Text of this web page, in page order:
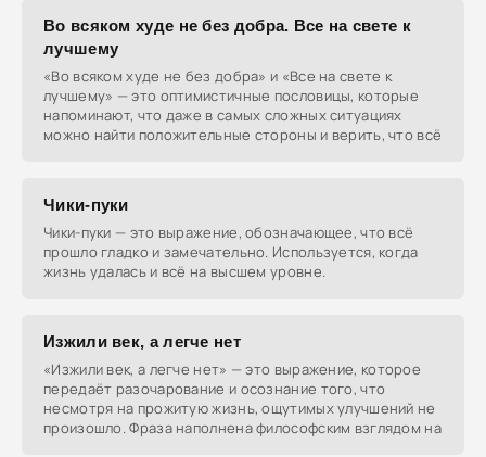
Во всяком худе не без добра. Все на свете к
лучшему
«Во всяком худе не без добра» и «Все на свете к
лучшему» — это оптимистичные пословицы, которые
напоминают, что даже в самых сложных ситуациях
можно найти положительные стороны и верить, что всё
Чики-пуки
Чики-пуки — это выражение, обозначающее, что всё
прошло гладко и замечательно. Используется, когда
жизнь удалась и всё на высшем уровне.
Изжили век, а легче нет
«Изжили век, а легче нет» — это выражение, которое
передаёт разочарование и осознание того, что
несмотря на прожитую жизнь, ощутимых улучшений не
произошло. Фраза наполнена философским взглядом на